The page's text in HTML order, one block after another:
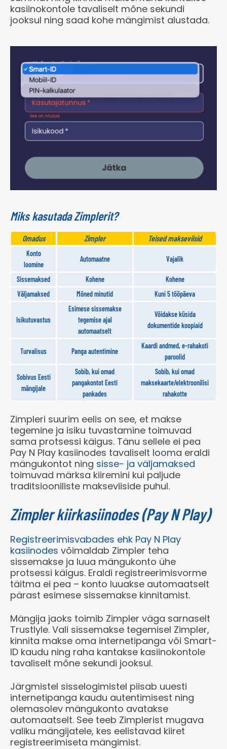
kasiinokontole tavaliselt mõne sekundi
jooksul ning saad kohe mängimist alustada.
Miks kasutada Zimplerit?
Omadus Zimpler Teised makseviisid
Konto
loomine
Automaatne Vajalik
Sissemaksed Kohene
Kohene
Väljamaksed
Mõned minutid Kuni 5 tööpäeva
Isikutuvastus
Esimese sissemakse
tegemise ajal
automaatselt
Võidakse küsida
dokumentide koopiaid
Turvalisus Panga autentimine
Kaardi andmed, e-rahakoti
paroolid
Sobivus Eesti
mängijale
Sobib, kui omad
pangakontot Eesti
pankades
Sobib, kui omad
maksekaarte/elektroonilisi
rahakotte
Zimpleri suurim eelis on see, et makse
tegemine ja isiku tuvastamine toimuvad
sama protsessi käigus. Tänu sellele ei pea
Pay N Play kasiinodes tavaliselt looma eraldi
mängukontot ning sisse- ja väljamaksed
toimuvad märksa kiiremini kui paljude
traditsiooniliste makseviiside puhul.
Zimpler kiirkasiinodes (Pay N Play)
Registreerimisvabades ehk Pay N Play
kasiinodes võimaldab Zimpler teha
sissemakse ja luua mängukonto ühe
protsessi käigus. Eraldi registreerimisvorme
täitma ei pea – konto luuakse automaatselt
pärast esimese sissemakse kinnitamist.
Mängija jaoks toimib Zimpler väga sarnaselt
Trustlyle. Vali sissemakse tegemisel Zimpler,
kinnita makse oma internetipanga või Smart-
ID kaudu ning raha kantakse kasiinokontole
tavaliselt mõne sekundi jooksul.
Järgmistel sisselogimistel piisab uuesti
internetipanga kaudu autentimisest ning
olemasolev mängukonto avatakse
automaatselt. See teeb Zimplerist mugava
valiku mängijatele, kes eelistavad kiiret
registreerimiseta mängimist.